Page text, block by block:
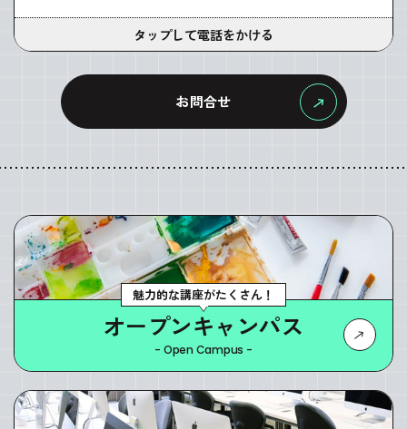
タップして電話をかける
お問合せ
魅力的な講座がたくさん！
オープンキャンパス
- Open Campus -